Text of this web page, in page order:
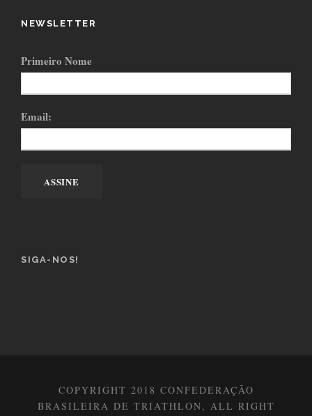
NEWSLETTER
Primeiro Nome
Email:
SIGA-NOS!
COPYRIGHT 2018 CONFEDERAÇÃO
BRASILEIRA DE TRIATHLON, ALL RIGHT